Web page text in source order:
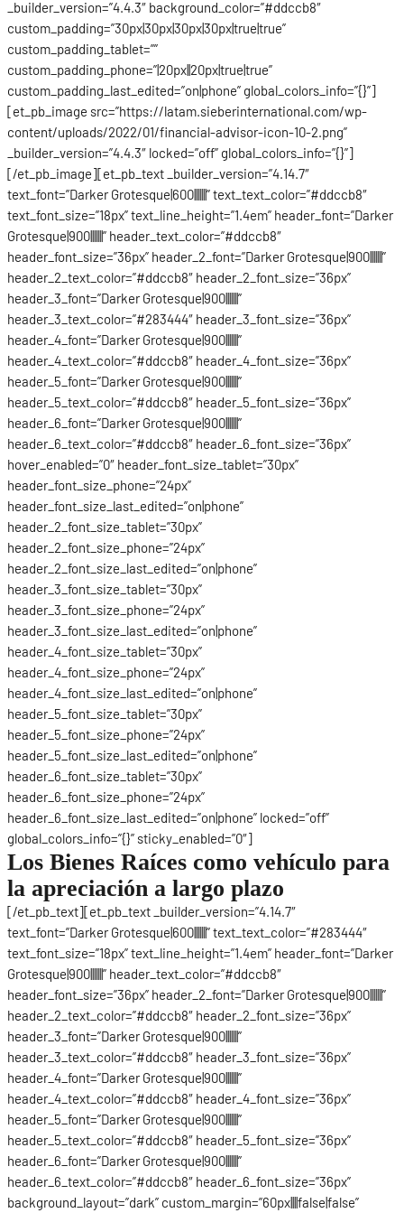
_builder_version=”4.4.3″ background_color=”#ddccb8″
custom_padding=”30px|30px|30px|30px|true|true”
custom_padding_tablet=””
custom_padding_phone=”|20px||20px|true|true”
custom_padding_last_edited=”on|phone” global_colors_info=”{}”]
[et_pb_image src=”https://latam.sieberinternational.com/wp-
content/uploads/2022/01/financial-advisor-icon-10-2.png”
_builder_version=”4.4.3″ locked=”off” global_colors_info=”{}”]
[/et_pb_image][et_pb_text _builder_version=”4.14.7″
text_font=”Darker Grotesque|600|||||||” text_text_color=”#ddccb8″
text_font_size=”18px” text_line_height=”1.4em” header_font=”Darker
Grotesque|900|||||||” header_text_color=”#ddccb8″
header_font_size=”36px” header_2_font=”Darker Grotesque|900|||||||”
header_2_text_color=”#ddccb8″ header_2_font_size=”36px”
header_3_font=”Darker Grotesque|900|||||||”
header_3_text_color=”#283444″ header_3_font_size=”36px”
header_4_font=”Darker Grotesque|900|||||||”
header_4_text_color=”#ddccb8″ header_4_font_size=”36px”
header_5_font=”Darker Grotesque|900|||||||”
header_5_text_color=”#ddccb8″ header_5_font_size=”36px”
header_6_font=”Darker Grotesque|900|||||||”
header_6_text_color=”#ddccb8″ header_6_font_size=”36px”
hover_enabled=”0″ header_font_size_tablet=”30px”
header_font_size_phone=”24px”
header_font_size_last_edited=”on|phone”
header_2_font_size_tablet=”30px”
header_2_font_size_phone=”24px”
header_2_font_size_last_edited=”on|phone”
header_3_font_size_tablet=”30px”
header_3_font_size_phone=”24px”
header_3_font_size_last_edited=”on|phone”
header_4_font_size_tablet=”30px”
header_4_font_size_phone=”24px”
header_4_font_size_last_edited=”on|phone”
header_5_font_size_tablet=”30px”
header_5_font_size_phone=”24px”
header_5_font_size_last_edited=”on|phone”
header_6_font_size_tablet=”30px”
header_6_font_size_phone=”24px”
header_6_font_size_last_edited=”on|phone” locked=”off”
global_colors_info=”{}” sticky_enabled=”0″]
Los Bienes Raíces como vehículo para
la apreciación a largo plazo
[/et_pb_text][et_pb_text _builder_version=”4.14.7″
text_font=”Darker Grotesque|600|||||||” text_text_color=”#283444″
text_font_size=”18px” text_line_height=”1.4em” header_font=”Darker
Grotesque|900|||||||” header_text_color=”#ddccb8″
header_font_size=”36px” header_2_font=”Darker Grotesque|900|||||||”
header_2_text_color=”#ddccb8″ header_2_font_size=”36px”
header_3_font=”Darker Grotesque|900|||||||”
header_3_text_color=”#ddccb8″ header_3_font_size=”36px”
header_4_font=”Darker Grotesque|900|||||||”
header_4_text_color=”#ddccb8″ header_4_font_size=”36px”
header_5_font=”Darker Grotesque|900|||||||”
header_5_text_color=”#ddccb8″ header_5_font_size=”36px”
header_6_font=”Darker Grotesque|900|||||||”
header_6_text_color=”#ddccb8″ header_6_font_size=”36px”
background_layout=”dark” custom_margin=”60px||||false|false”